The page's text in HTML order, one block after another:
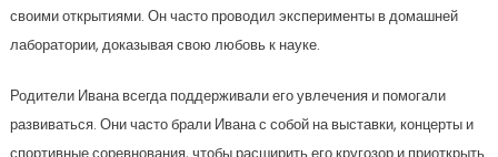
своими открытиями. Он часто проводил эксперименты в домашней
лаборатории, доказывая свою любовь к науке.
Родители Ивана всегда поддерживали его увлечения и помогали
развиваться. Они часто брали Ивана с собой на выставки, концерты и